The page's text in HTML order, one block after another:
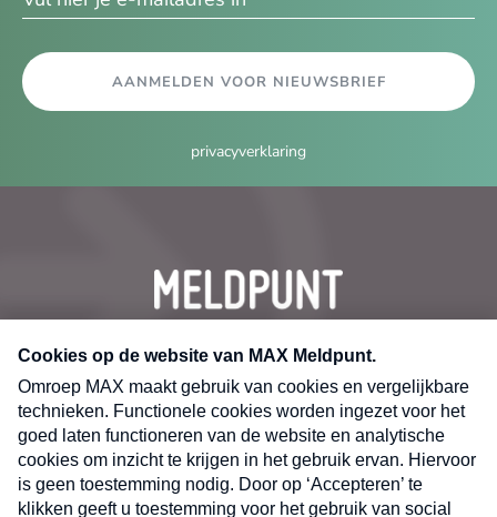
AANMELDEN VOOR NIEUWSBRIEF
privacyverklaring
CONTACT
Volg ons op